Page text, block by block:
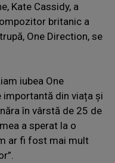
Kate Cassidy, a
britanic a
One Direction, se
iubea One
din viața și
în vârstă de 25 de
a sperat la o
ar fi fost mai mult